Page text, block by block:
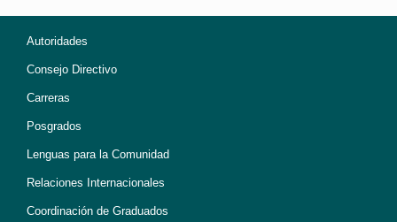
Autoridades
Consejo Directivo
Carreras
Posgrados
Lenguas para la Comunidad
Relaciones Internacionales
Coordinación de Graduados